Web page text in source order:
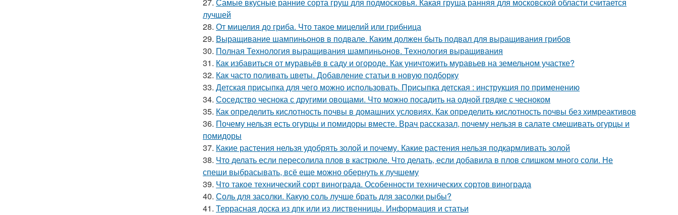
лучшей
28. От мицелия до гриба. Что такое мицелий или грибница
29. Выращивание шампиньонов в подвале. Каким должен быть подвал для выращивания грибов
30. Полная Технология выращивания шампиньонов. Технология выращивания
31. Как избавиться от муравьёв в саду и огороде. Как уничтожить муравьев на земельном участке?
32. Как часто поливать цветы. Добавление статьи в новую подборку
33. Детская присыпка для чего можно использовать. Присыпка детская : инструкция по применению
34. Соседство чеснока с другими овощами. Что можно посадить на одной грядке с чесноком
35. Как определить кислотность почвы в домашних условиях. Как определить кислотность почвы без химреактивов
36. Почему нельзя есть огурцы и помидоры вместе. Врач рассказал, почему нельзя в салате смешивать огурцы и
помидоры
37. Какие растения нельзя удобрять золой и почему. Какие растения нельзя подкармливать золой
38. Что делать если пересолила плов в кастрюле. Что делать, если добавила в плов слишком много соли. Не
спеши выбрасывать, всё еще можно обернуть к лучшему
39. Что такое технический сорт винограда. Особенности технических сортов винограда
40. Соль для засолки. Какую соль лучше брать для засолки рыбы?
41. Террасная доска из дпк или из лиственницы. Информация и статьи